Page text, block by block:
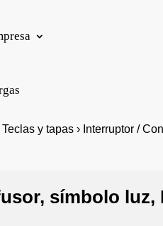
y tapas › Interruptor /
símbolo luz,